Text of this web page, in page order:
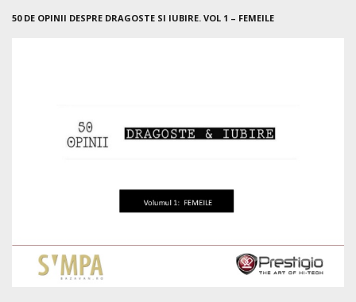
50 DE OPINII DESPRE DRAGOSTE SI IUBIRE. VOL 1 – FEMEILE